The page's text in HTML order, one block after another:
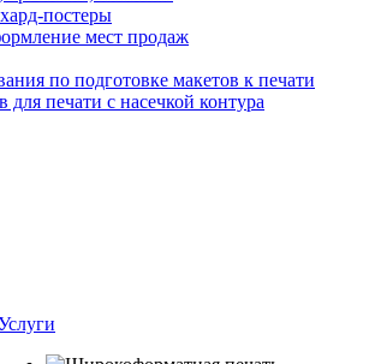
постеры
мест продаж
по подготовке макетов к печати
для печати с насечкой контура